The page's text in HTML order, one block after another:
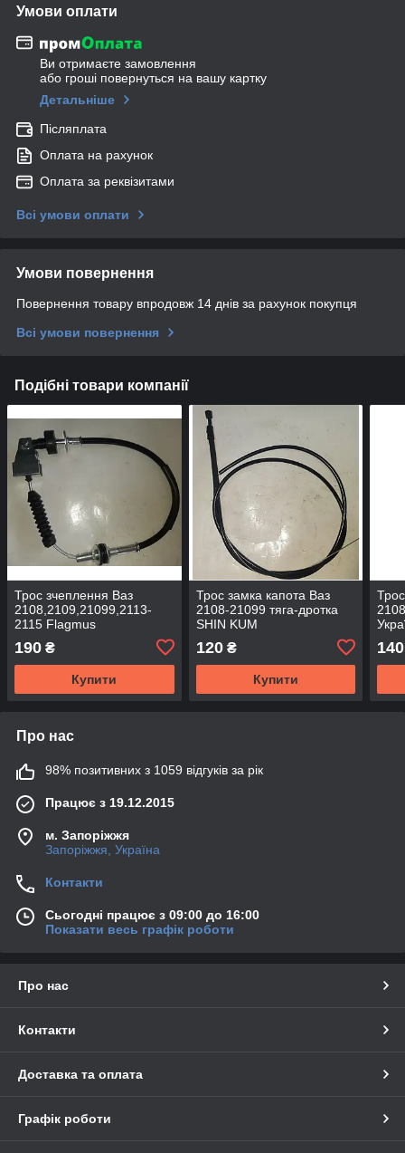
Умови оплати
Ви отримаєте замовлення
або гроші повернуться на вашу картку
Детальніше
Післяплата
Оплата на рахунок
Оплата за реквізитами
Всі умови оплати
Умови повернення
Повернення товару впродовж 14 днів за рахунок покупця
Всі умови повернення
Подібні товари компанії
Трос зчеплення Ваз
2108,2109,21099,2113-
2115 Flagmus
190 ₴
Купити
Трос замка капота Ваз
2108-21099 тяга-дротка
SHIN KUM
120₴
Купити
140
Про нас
98% позитивних з 1059 відгуків за рік
Працює з 19.12.2015
м. Запоріжжя
Запоріжжя, Україна
Контакти
Сьогодні працює з 09:00 до 16:00
Показати весь графік роботи
Про нас
Контакти
Доставка та оплата
Графік роботи